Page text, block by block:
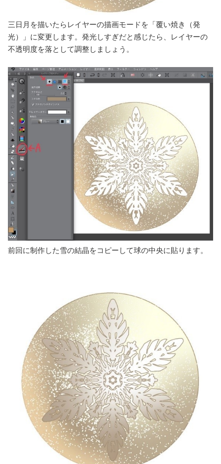
三日月を描いたらレイヤーの描画モードを「覆い焼き（発
光）」に変更します。発光しすぎだと感じたら、レイヤーの
不透明度を落として調整しましょう。
前回に制作した雪の結晶をコピーして球の中央に貼ります。